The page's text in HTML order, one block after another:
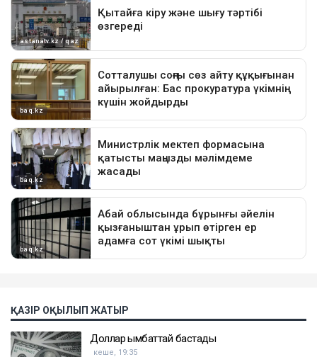
ҚАЗІР ОҚЫЛЫП ЖАТЫР
Доллар қымбаттай бастады
кеше, 19:35